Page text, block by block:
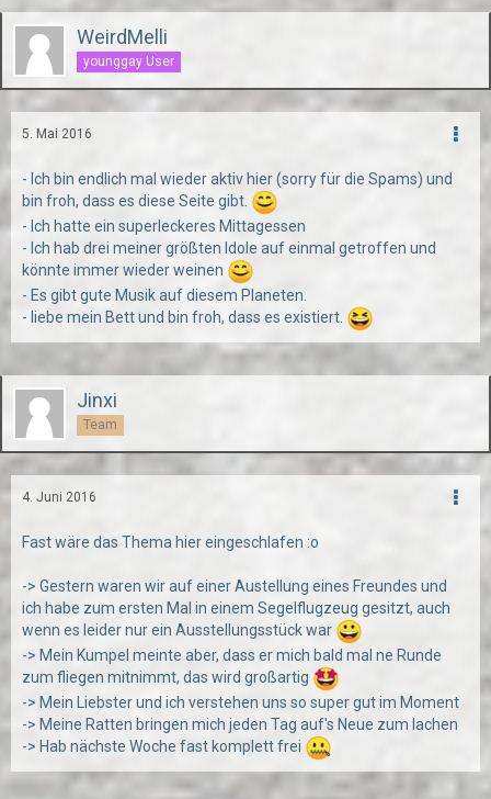
WeirdMelli
younggay User
5. Mai 2016
- Ich bin endlich mal wieder aktiv hier (sorry für die Spams) und
bin froh, dass es diese Seite gibt.
- Ich hatte ein superleckeres Mittagessen
- Ich hab drei meiner größten Idole auf einmal getroffen und
könnte immer wieder weinen
- Es gibt gute Musik auf diesem Planeten.
- liebe mein Bett und bin froh, dass es existiert.
Jinxi
Team
4. Juni 2016
Fast wäre das Thema hier eingeschlafen :o
-> Gestern waren wir auf einer Austellung eines Freundes und
ich habe zum ersten Mal in einem Segelflugzeug gesitzt, auch
wenn es leider nur ein Ausstellungsstück war
-> Mein Kumpel meinte aber, dass er mich bald mal ne Runde
zum fliegen mitnimmt, das wird großartig
-> Mein Liebster und ich verstehen uns so super gut im Moment
-> Meine Ratten bringen mich jeden Tag auf's Neue zum lachen
-> Hab nächste Woche fast komplett frei